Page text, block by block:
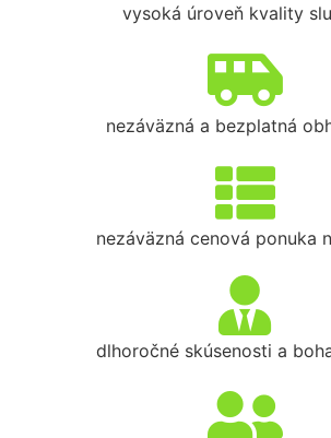
vysoká úroveň kvality
nezáväzná a bezplatná
nezáväzná cenová ponuka
dlhoročné skúsenosti a